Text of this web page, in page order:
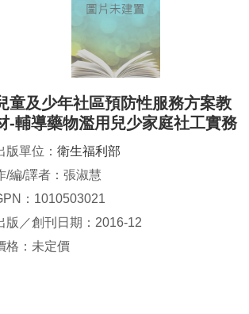
童及少年社區預防性服務方案教
-輔導藥物濫用兒少家庭社工實務
冊
版單位： 衛生福利部
/編/譯者：張淑慧
：1010503021
版／創刊日期：2016-12
格：未定價